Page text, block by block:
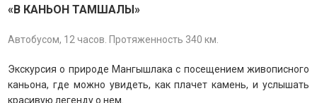
«В КАНЬОН ТАМШАЛЫ »
Автобусом, 12 часов. Протяженность 340 км.
Экскурсия о природе Мангышлака с посещением живописного
каньона, где можно увидеть, как плачет камень, и услышать
красивую легенду о нем.